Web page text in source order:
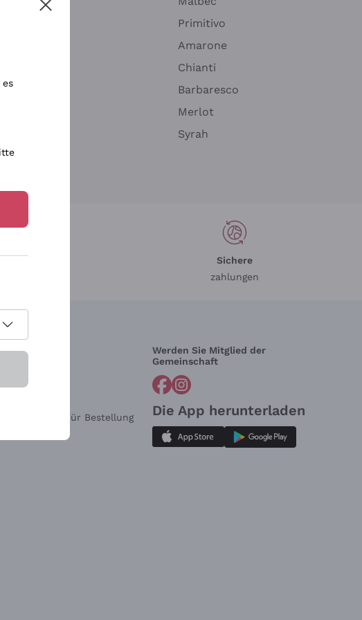
Chardonnay
Primitivo
Amarone
Chianti
Barbaresco
Merlot
Syrah
Sichere
zahlungen
Sie Hilfe?
für Bestellung
Werden Sie Mitglied der
Gemeinschaft
Die App herunterladen